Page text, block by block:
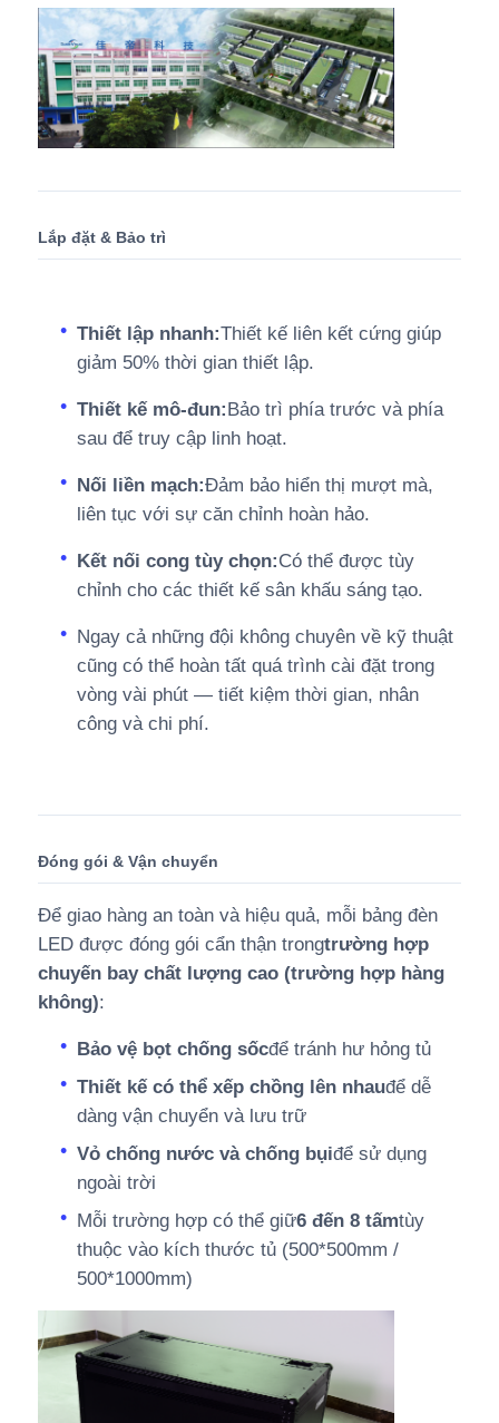
Lắp đặt & Bảo trì
Thiết lập nhanh:Thiết kế liên kết cứng giúp
giảm 50% thời gian thiết lập.
Thiết kế mô-đun:Bảo trì phía trước và phía
sau để truy cập linh hoạt.
Nối liền mạch:Đảm bảo hiển thị mượt mà,
liên tục với sự căn chỉnh hoàn hảo.
Kết nối cong tùy chọn:Có thể được tùy
chỉnh cho các thiết kế sân khấu sáng tạo.
Ngay cả những đội không chuyên về kỹ thuật
cũng có thể hoàn tất quá trình cài đặt trong
vòng vài phút — tiết kiệm thời gian, nhân
công và chi phí.
Đóng gói & Vận chuyển
Để giao hàng an toàn và hiệu quả, mỗi bảng đèn
LED được đóng gói cẩn thận trongtrường hợp
chuyến bay chất lượng cao (trường hợp hàng
không):
Bảo vệ bọt chống sốcđể tránh hư hỏng tủ
Thiết kế có thể xếp chồng lên nhauđể dễ
dàng vận chuyển và lưu trữ
Vỏ chống nước và chống bụiđể sử dụng
ngoài trời
Mỗi trường hợp có thể giữ6 đến 8 tấmtùy
thuộc vào kích thước tủ (500*500mm /
500*1000mm)